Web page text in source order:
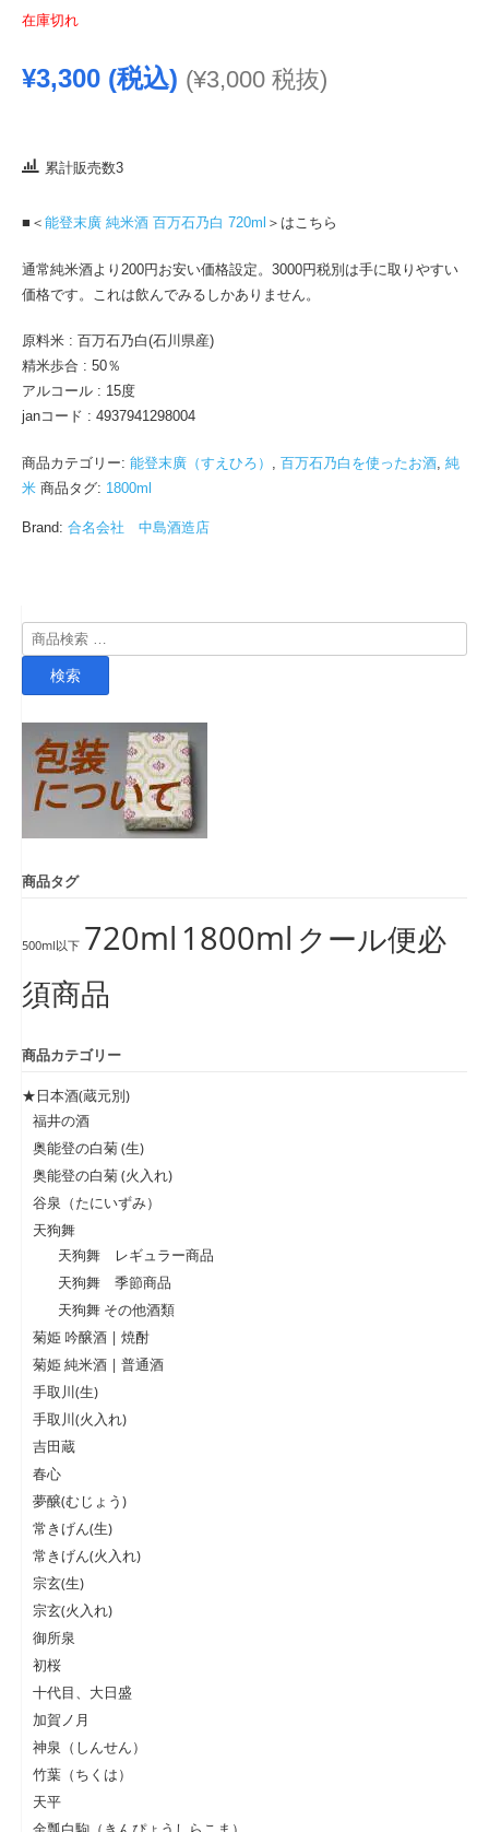
在庫切れ
¥3,300 (税込) (¥3,000 税抜)
累計販売数3
■＜ 能登末廣 純米酒 百万石乃白 720ml ＞はこちら
通常純米酒より200円お安い価格設定。3000円税別は手に取りやすい
価格です。これは飲んでみるしかありません。
原料米 : 百万石乃白(石川県産)
精米歩合 : 50％
アルコール : 15度
janコード : 4937941298004
商品カテゴリー: 能登末廣（すえひろ） 百万石乃白を使ったお酒 純
米 商品タグ: 1800ml
Brand: 合名会社 中島酒造店
検
索
検索
商品タグ
500ml以下 720ml 1800ml クール便必
須商品
商品カテゴリー
★日本酒(蔵元別)
福井の酒
奥能登の白菊 (生)
奥能登の白菊 (火入れ)
谷泉（たにいずみ）
天狗舞
天狗舞 レギュラー商品
天狗舞 季節商品
天狗舞 その他酒類
菊姫 吟醸酒 | 焼酎
菊姫 純米酒 | 普通酒
手取川(生)
手取川(火入れ)
吉田蔵
春心
夢醸(むじょう)
常きげん(生)
常きげん(火入れ)
宗玄(生)
宗玄(火入れ)
御所泉
初桜
十代目、大日盛
加賀ノ月
神泉（しんせん）
竹葉（ちくは）
天平